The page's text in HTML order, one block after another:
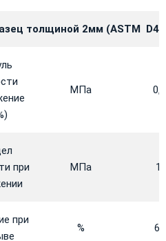
толщиной 2мм (ASTM
МПа
при
МПа
при
%